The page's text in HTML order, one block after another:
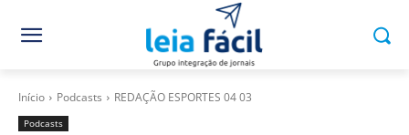
Início Podcasts REDAÇÃO ESPORTES 04 03
Podcasts